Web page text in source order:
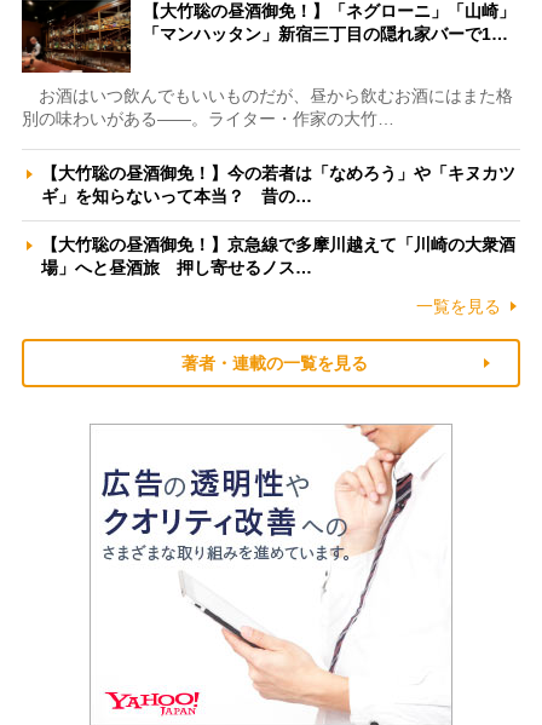
【大竹聡の昼酒御免！】「ネグローニ」「山崎」
「マンハッタン」新宿三丁目の隠れ家バーで1…
お酒はいつ飲んでもいいものだが、昼から飲むお酒にはまた格
別の味わいがある――。ライター・作家の大竹…
【大竹聡の昼酒御免！】今の若者は「なめろう」や「キヌカツ
ギ」を知らないって本当？ 昔の…
【大竹聡の昼酒御免！】京急線で多摩川越えて「川崎の大衆酒
場」へと昼酒旅 押し寄せるノス…
一覧を見る
著者・連載の一覧を見る